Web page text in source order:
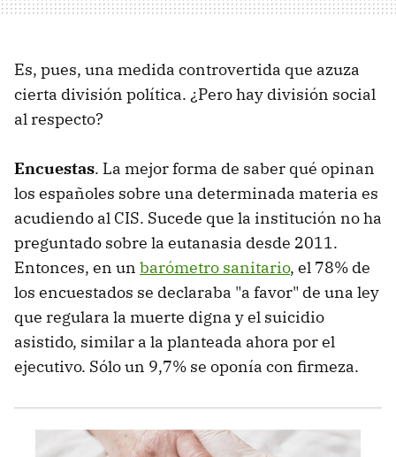
Es, pues, una medida controvertida que azuza
cierta división política. ¿Pero hay división social
al respecto?
Encuestas. La mejor forma de saber qué opinan
los españoles sobre una determinada materia es
acudiendo al CIS. Sucede que la institución no ha
preguntado sobre la eutanasia desde 2011.
Entonces, en un barómetro sanitario, el 78% de
los encuestados se declaraba "a favor" de una ley
que regulara la muerte digna y el suicidio
asistido, similar a la planteada ahora por el
ejecutivo. Sólo un 9,7% se oponía con firmeza.